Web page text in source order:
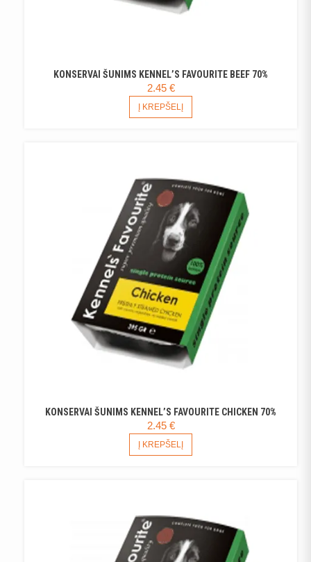
KONSERVAI ŠUNIMS KENNEL’S FAVOURITE BEEF 70%
2.45 €
Į KREPŠELĮ
KONSERVAI ŠUNIMS KENNEL’S FAVOURITE CHICKEN 70%
2.45 €
Į KREPŠELĮ